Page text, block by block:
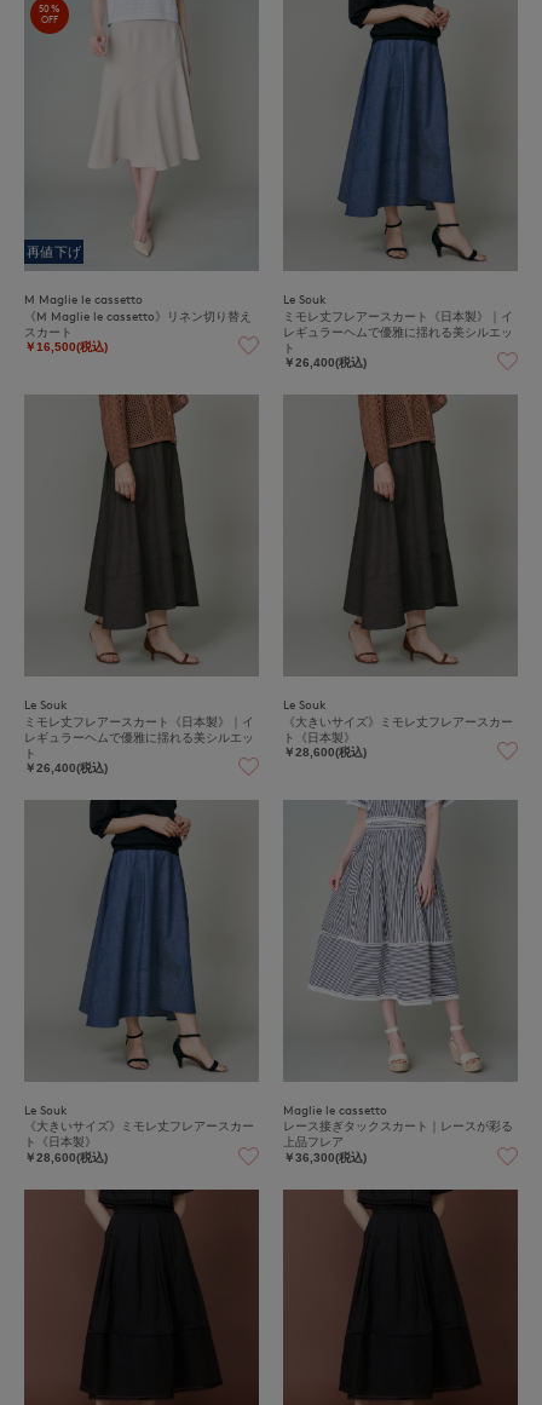
50%
OFF
再値下げ
M Maglie le cassetto
《M Maglie le cassetto》リネン切り替え
スカート
￥16,500(税込)
Le Souk
ミモレ丈フレアースカート《日本製》｜イ
レギュラーヘムで優雅に揺れる美シルエッ
ト
￥26,400(税込)
Le Souk
ミモレ丈フレアースカート《日本製》｜イ
レギュラーヘムで優雅に揺れる美シルエッ
ト
￥26,400(税込)
Le Souk
《大きいサイズ》ミモレ丈フレアースカー
ト《日本製》
￥28,600(税込)
Le Souk
《大きいサイズ》ミモレ丈フレアースカー
ト《日本製》
￥28,600(税込)
Maglie le cassetto
レース接ぎタックスカート｜レースが彩る
上品フレア
￥36,300(税込)